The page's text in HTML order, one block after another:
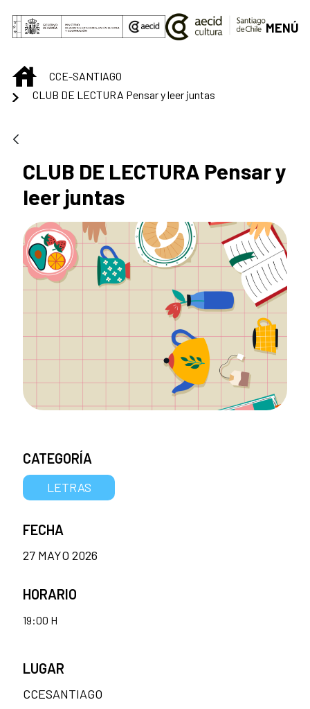
Saltar al contenido principal
MENÚ
INICIOCCE-SANTIAGO
CLUB DE LECTURA Pensar y leer juntas
CLUB DE LECTURA Pensar y
leer juntas
CATEGORÍA
LETRAS
FECHA
27 MAYO 2026
HORARIO
19:00 H
LUGAR
CCESANTIAGO